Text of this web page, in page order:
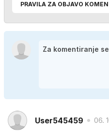
PRAVILA ZA OBJAVO
User545459 06.